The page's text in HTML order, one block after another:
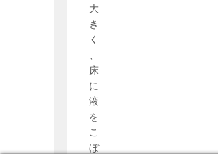
大
き
く
、
床
に
液
を
こ
ぼ